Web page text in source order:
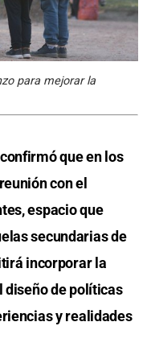
para mejorar la
que en los
con el
espacio que
secundarias de
incorporar la
diseño de políticas
y realidades